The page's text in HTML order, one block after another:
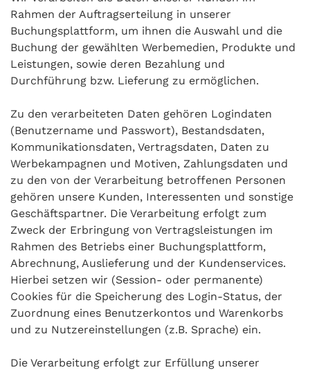
Rahmen der Auftragserteilung in unserer
Buchungsplattform, um ihnen die Auswahl und die
Buchung der gewählten Werbemedien, Produkte und
Leistungen, sowie deren Bezahlung und
Durchführung bzw. Lieferung zu ermöglichen.
Zu den verarbeiteten Daten gehören Logindaten
(Benutzername und Passwort), Bestandsdaten,
Kommunikationsdaten, Vertragsdaten, Daten zu
Werbekampagnen und Motiven, Zahlungsdaten und
zu den von der Verarbeitung betroffenen Personen
gehören unsere Kunden, Interessenten und sonstige
Geschäftspartner. Die Verarbeitung erfolgt zum
Zweck der Erbringung von Vertragsleistungen im
Rahmen des Betriebs einer Buchungsplattform,
Abrechnung, Auslieferung und der Kundenservices.
Hierbei setzen wir (Session- oder permanente)
Cookies für die Speicherung des Login-Status, der
Zuordnung eines Benutzerkontos und Warenkorbs
und zu Nutzereinstellungen (z.B. Sprache) ein.
Die Verarbeitung erfolgt zur Erfüllung unserer